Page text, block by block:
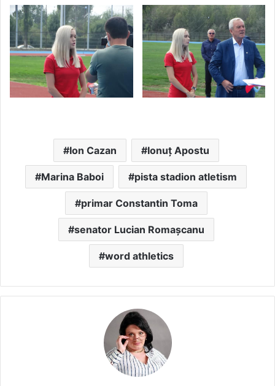
Ion Cazan Ionuț Apostu
Marina Baboi pista stadion atletism
primar Constantin Toma
senator Lucian Romașcanu
word athletics